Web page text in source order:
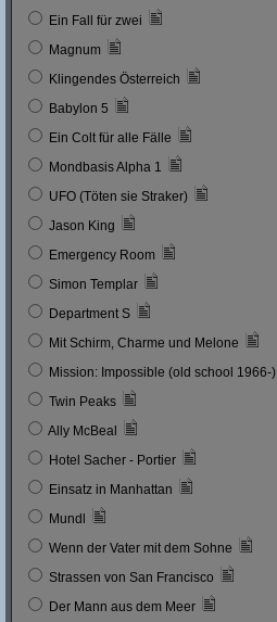
Ein Fall für zwei
Magnum
Klingendes Österreich
Babylon 5
Ein Colt für alle Fälle
Mondbasis Alpha 1
UFO (Töten sie Straker)
Jason King
Emergency Room
Simon Templar
Department S
Mit Schirm, Charme und Melone
Mission: Impossible (old school 1966-)
Twin Peaks
Ally McBeal
Hotel Sacher - Portier
Einsatz in Manhattan
Mundl
Wenn der Vater mit dem Sohne
Strassen von San Francisco
Der Mann aus dem Meer